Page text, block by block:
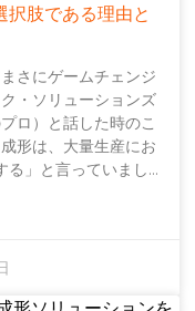
応することなど、課
している人にとっ
を持っているだけで
の能力や過去の実績
良好なコミュニケー
く、それが誤解を招
界で円滑に物事を進
択肢である理由と
さにゲームチェンジ
・ソリューションズ
ロ）と話した時のこ
形は、大量生産にお
る」と言っていまし
、まさに的を射てい
きることです。さら
もちろん、射出圧力